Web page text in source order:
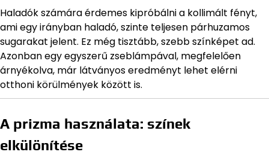
Haladók számára érdemes kipróbálni a kollimált fényt,
ami egy irányban haladó, szinte teljesen párhuzamos
sugarakat jelent. Ez még tisztább, szebb színképet ad.
Azonban egy egyszerű zseblámpával, megfelelően
árnyékolva, már látványos eredményt lehet elérni
otthoni körülmények között is.
A prizma használata: színek
elkülönítése